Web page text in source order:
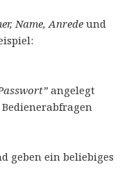
Name, Anredeund
angelegt
geben ein beliebiges